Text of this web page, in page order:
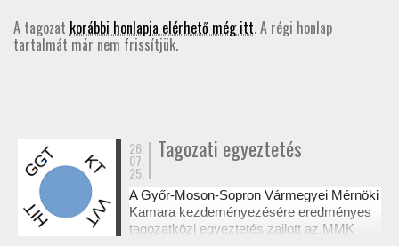
TOVÁBBKÉPZÉSEK
ELNÖKSÉG
MUNKATERVEK, BESZÁMOLÓK
HATÁROZATOK
A tagozat korábbi honlapja elérhető még itt. A régi honlap
tartalmát már nem frissítjük.
26.
07.
25.
Tagozati egyeztetés
A Győr-Moson-Sopron Vármegyei Mérnöki
Kamara kezdeményezésére eredményes
tagozatközi egyeztetés zajlott az MMK